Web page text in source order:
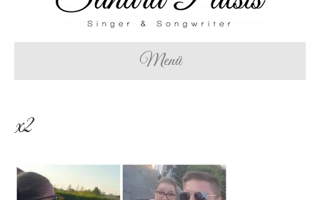
Menü
x2